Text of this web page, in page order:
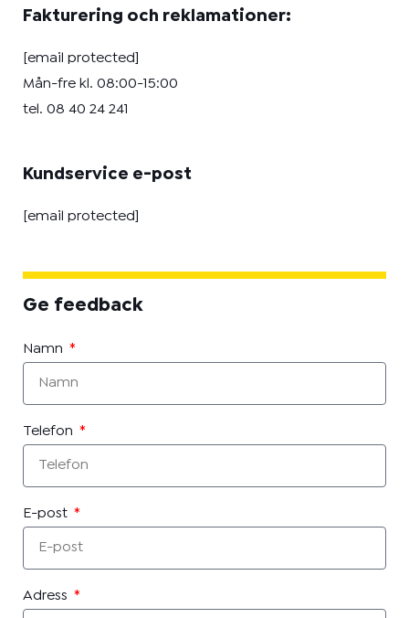
Fakturering och reklamationer:
[email protected]
Mån-fre kl. 08:00-15:00
tel. 08 40 24 241
Kundservice e-post
[email protected]
Ge feedback
Namn
Telefon
E-post
Adress